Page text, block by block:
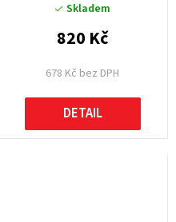
Skladem
678 Kč bez DPH
820 Kč
DETAIL